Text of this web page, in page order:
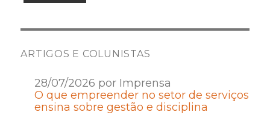
ARTIGOS E COLUNISTAS
28/07/2026 por Imprensa
O que empreender no setor de serviços
ensina sobre gestão e disciplina